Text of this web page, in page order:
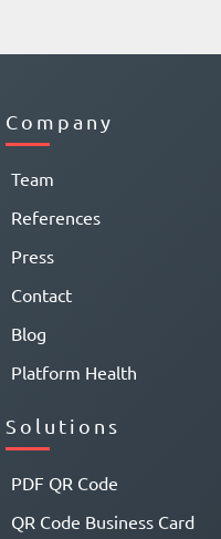
Company
Team
References
Press
Contact
Blog
Platform Health
Solutions
PDF QR Code
QR Code Business Card